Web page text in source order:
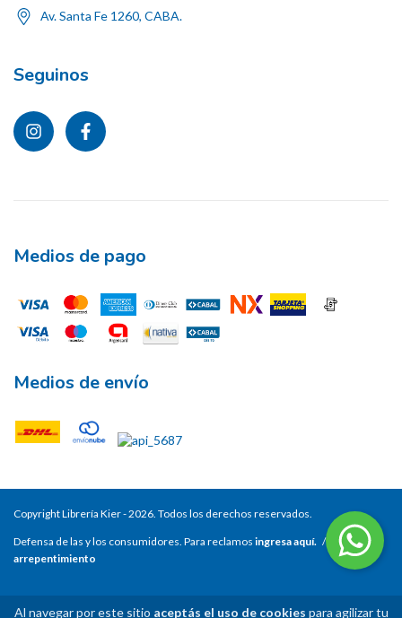
Al navegar por este sitio aceptás el uso de cookies para agilizar tu
Av. Santa Fe 1260, CABA.
Seguinos
Medios de pago
Medios de envío
Copyright Librería Kier - 2026. Todos los derechos reservados.
Defensa de las y los consumidores. Para reclamos ingresa aquí. /
Botón de
arrepentimiento